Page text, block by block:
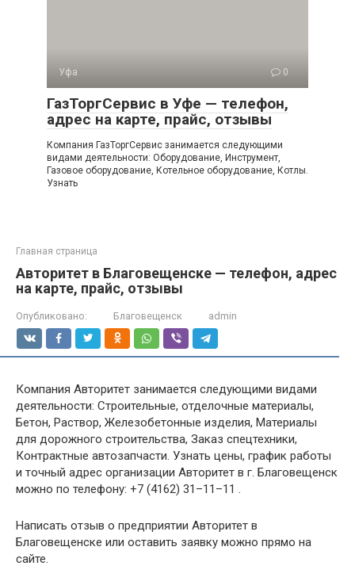
Уфа 0
ГазТоргСервис в Уфе — телефон,
адрес на карте, прайс, отзывы
Компания ГазТоргСервис занимается следующими
видами деятельности: Оборудование, Инструмент,
Газовое оборудование, Котельное оборудование, Котлы.
Узнать
Главная страница
Авторитет в Благовещенске — телефон, адрес
на карте, прайс, отзывы
Опубликовано: Благовещенск admin
Компания Авторитет занимается следующими видами
деятельности: Строительные, отделочные материалы,
Бетон, Раствор, Железобетонные изделия, Материалы
для дорожного строительства, Заказ спецтехники,
Контрактные автозапчасти. Узнать цены, график работы
и точный адрес организации Авторитет в г. Благовещенск
можно по телефону: +7 (4162) 31–11–11 .
Написать отзыв о предприятии Авторитет в
Благовещенске или оставить заявку можно прямо на
сайте.